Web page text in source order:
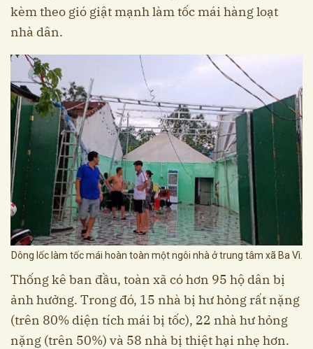
kèm theo gió giật mạnh làm tốc mái hàng loạt
nhà dân.
Dông lốc làm tốc mái hoàn toàn một ngôi nhà ở trung tâm xã Ba Vì.
Thống kê ban đầu, toàn xã có hơn 95 hộ dân bị
ảnh hưởng. Trong đó, 15 nhà bị hư hỏng rất nặng
(trên 80% diện tích mái bị tốc), 22 nhà hư hỏng
nặng (trên 50%) và 58 nhà bị thiệt hại nhẹ hơn.